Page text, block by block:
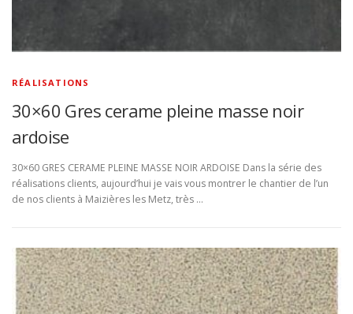
RÉALISATIONS
30×60 Gres cerame pleine masse noir
ardoise
30×60 GRES CERAME PLEINE MASSE NOIR ARDOISE Dans la série des
réalisations clients, aujourd’hui je vais vous montrer le chantier de l’un
de nos clients à Maizières les Metz, très …